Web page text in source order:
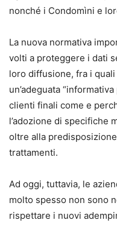
nonché i Condomìni e
La nuova normativa
volti a proteggere i dati
loro diffusione, fra i
un’adeguata
clienti finali come e
l’adozione di specifiche
oltre alla
trattamenti.
Ad oggi, tuttavia, le
molto spesso non sono
rispettare i nuovi